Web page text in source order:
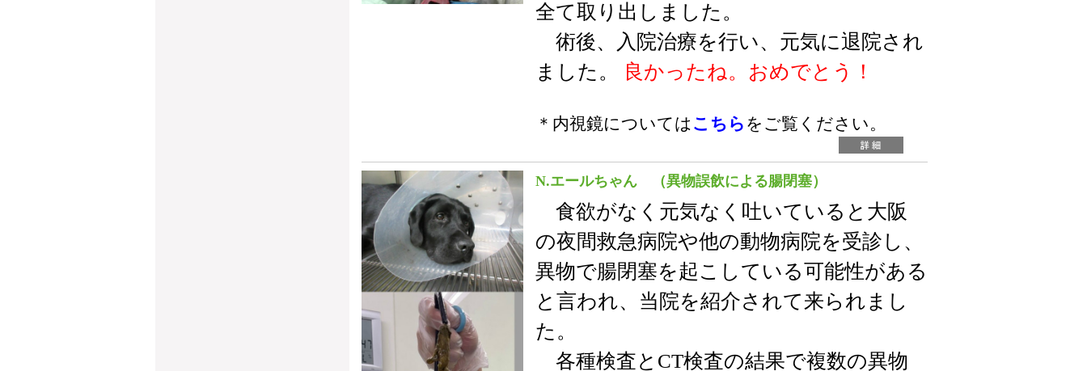
全て取り出しました。
術後、入院治療を行い、元気に退院され
ました。
良かったね。おめでとう！
＊内視鏡についてはこちら をご覧ください。
N.エールちゃん （異物誤飲による腸閉塞）
食欲がなく元気なく吐いていると大阪
の夜間救急病院や他の動物病院を受診し、
異物で腸閉塞を起こしている可能性がある
と言われ、当院を紹介されて来られまし
た。
各種検査とCT検査の結果で複数の異物